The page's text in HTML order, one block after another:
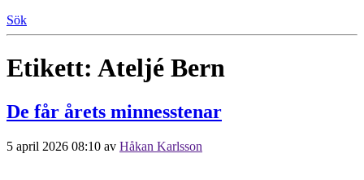
Sök
Etikett: Ateljé Bern
De får årets minnesstenar
5 april 2026 08:10 av Håkan Karlsson